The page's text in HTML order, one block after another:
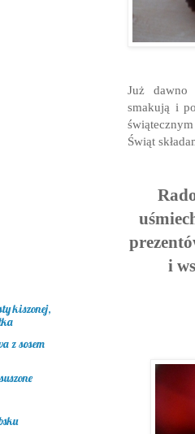
Już dawno
smakują i
Świąt
i
kiszonej,
z sosem